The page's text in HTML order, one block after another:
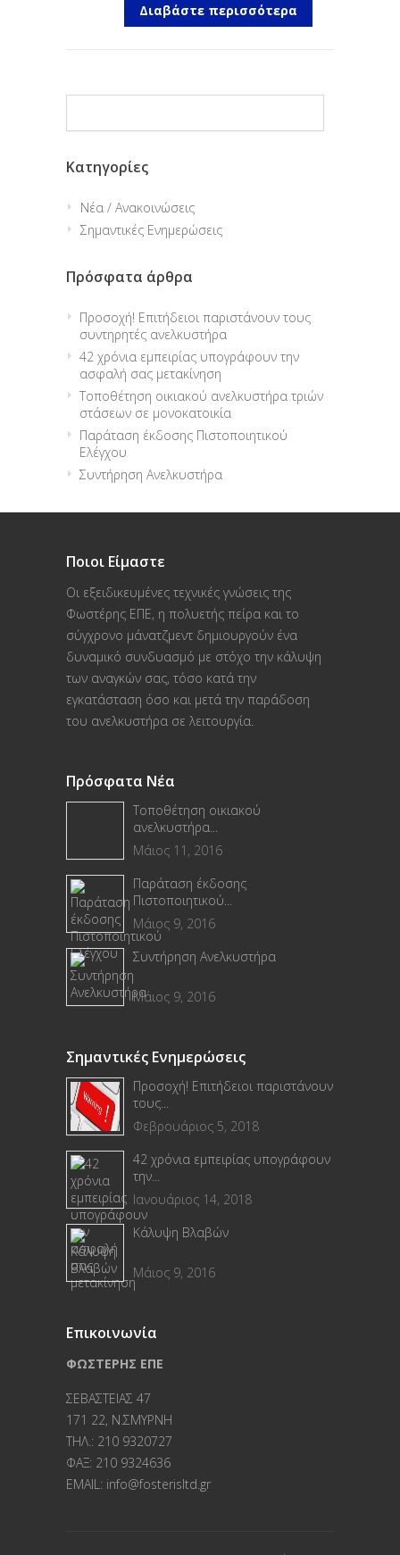
Διαβάστε περισσότερα
Kατηγορίες
Νέα / Ανακοινώσεις
Σημαντικές Ενημερώσεις
Πρόσφατα άρθρα
Προσοχή! Επιτήδειοι παριστάνουν τους
συντηρητές ανελκυστήρα
42 χρόνια εμπειρίας υπογράφουν την
ασφαλή σας μετακίνηση
Τοποθέτηση οικιακού ανελκυστήρα τριών
στάσεων σε μονοκατοικία
Παράταση έκδοσης Πιστοποιητικού
Ελέγχου
Συντήρηση Ανελκυστήρα
Ποιοι Είμαστε
Οι εξειδικευμένες τεχνικές γνώσεις της
Φωστέρης ΕΠΕ, η πολυετής πείρα και το
σύγχρονο μάνατζμεντ δημιουργούν ένα
δυναμικό συνδυασμό με στόχο την κάλυψη
των αναγκών σας, τόσο κατά την
εγκατάσταση όσο και μετά την παράδοση
του ανελκυστήρα σε λειτουργία.
Πρόσφατα Νέα
Τοποθέτηση οικιακού
ανελκυστήρα...
Μάιος 11, 2016
Παράταση έκδοσης
Πιστοποιητικού...
Μάιος 9, 2016
Συντήρηση Ανελκυστήρα
Μάιος 9, 2016
Σημαντικές Ενημερώσεις
Προσοχή! Επιτήδειοι παριστάνουν
τους...
Φεβρουάριος 5, 2018
42 χρόνια εμπειρίας υπογράφουν
την...
Ιανουάριος 14, 2018
Κάλυψη Βλαβών
Μάιος 9, 2016
Επικοινωνία
ΦΩΣΤΕΡΗΣ ΕΠΕ
ΣΕΒΑΣΤΕΙΑΣ 47
171 22, Ν.ΣΜΥΡΝΗ
TΗΛ.: 210 9320727
ΦΑΞ: 210 9324636
EMAIL: info@fosterisltd.gr